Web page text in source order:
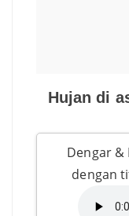
Hujan di
Dengar
dengan